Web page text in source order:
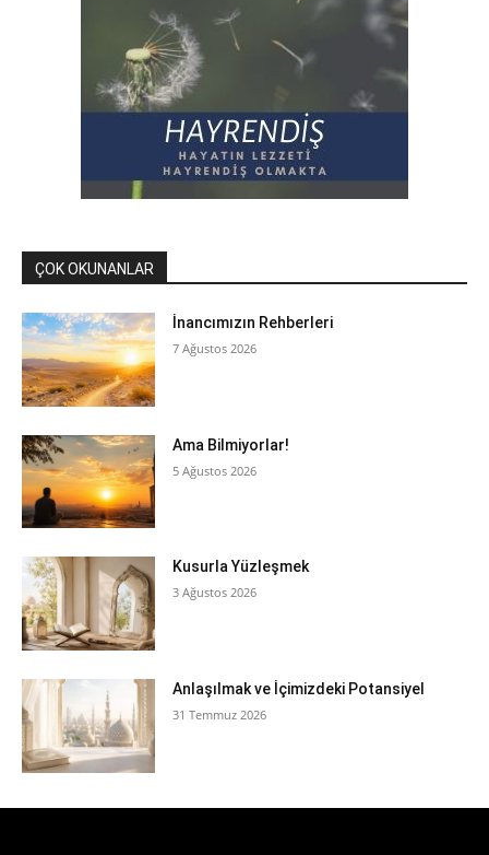
ÇOK OKUNANLAR
İnancımızın Rehberleri
7 Ağustos 2026
Ama Bilmiyorlar!
5 Ağustos 2026
Kusurla Yüzleşmek
3 Ağustos 2026
Anlaşılmak ve İçimizdeki Potansiyel
31 Temmuz 2026